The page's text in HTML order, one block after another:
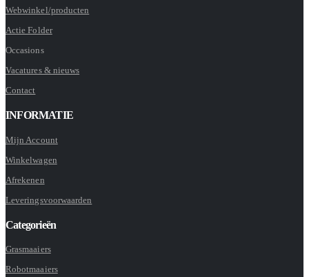
Webwinkel/producten
Actie Folder
Occasions
Vacatures & nieuws
Contact
INFORMATIE
Mijn Account
Winkelwagen
Afrekenen
Leveringsvoorwaarden
Categorieën
Grasmaaiers
Robotmaaiers